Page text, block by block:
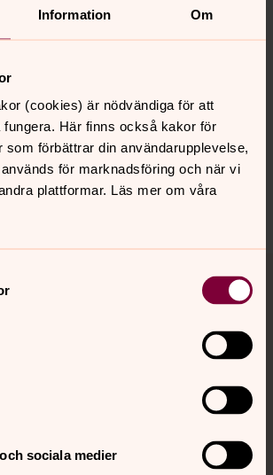
Information Om
(cookies) är nödvändiga för att
fungera. Här finns också kakor för
som förbättrar din användarupplevelse,
för marknadsföring och när vi
plattformar. Läs mer om våra
sociala medier
2025
frågor på sidans